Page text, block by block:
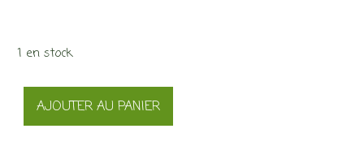
1 en stock
quantité
AJOUTER AU PANIER